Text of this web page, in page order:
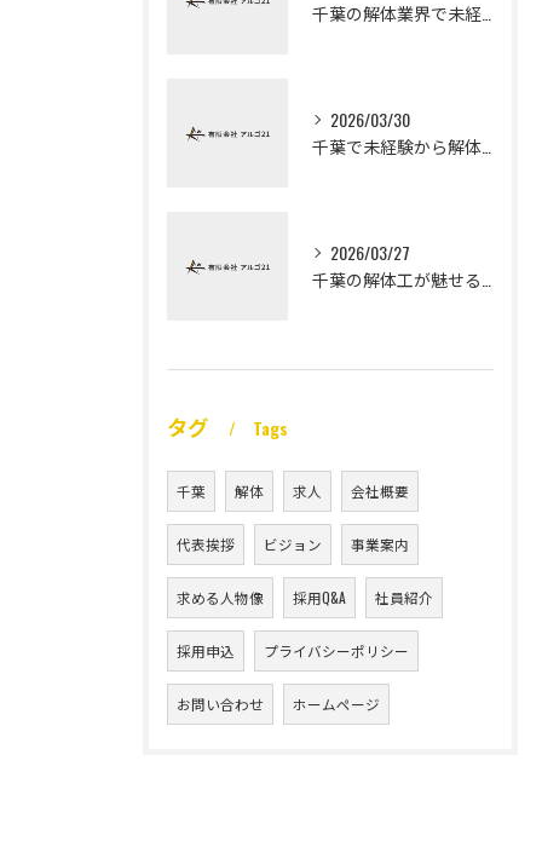
2026/03/30
2026/03/27
タグ Tags
千葉 解体 求人 会社概要
代表挨拶 ビジョン 事業案内
求める人物像 採用Q&A 社員紹介
採用申込 プライバシーポリシー
お問い合わせ ホームページ